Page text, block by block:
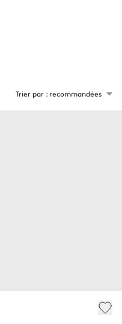
Trier par : recommandées